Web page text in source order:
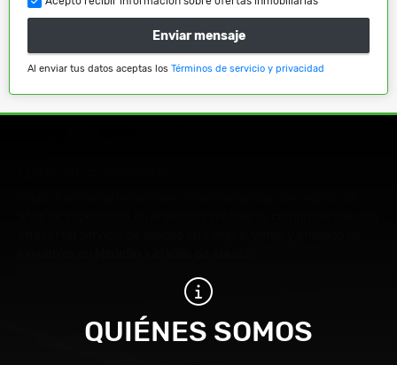
Enviar mensaje
Al enviar tus datos aceptas los Términos de servicio y privacidad
QUIÉNES SOMOS